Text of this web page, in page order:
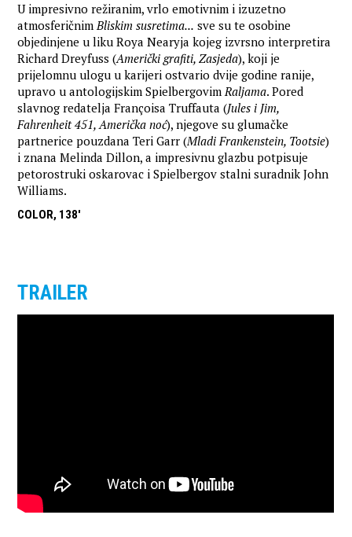
U impresivno režiranim, vrlo emotivnim i izuzetno
atmosferičnimBliskim susretima... sve su te osobine
objedinjene u liku Roya Nearyja kojeg izvrsno interpretira
Richard Dreyfuss (Američki grafiti, Zasjeda), koji je
prijelomnu ulogu u karijeri ostvario dvije godine ranije,
upravo u antologijskim SpielbergovimRaljama. Pored
slavnog redatelja Françoisa Truffauta (Jules i Jim,
Fahrenheit 451, Američka noć), njegove su glumačke
partnerice pouzdana Teri Garr (Mladi Frankenstein, Tootsie)
i znana Melinda Dillon, a impresivnu glazbu potpisuje
petorostruki oskarovac i Spielbergov stalni suradnik John
Williams.
COLOR, 138'
TRAILER